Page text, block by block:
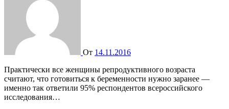
От 14.11.2016
Практически все женщины репродуктивного возраста
считают, что готовиться к беременности нужно заранее —
именно так ответили 95% респондентов всероссийского
исследования…